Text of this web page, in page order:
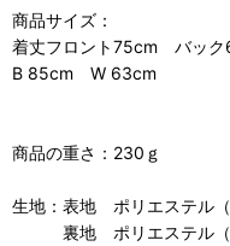
商品サイズ：
着丈フロント75cm バッ
B 85cm W 63cm
商品の重さ：230ｇ
生地：表地 ポリエステル
裏地 ポリエステル（